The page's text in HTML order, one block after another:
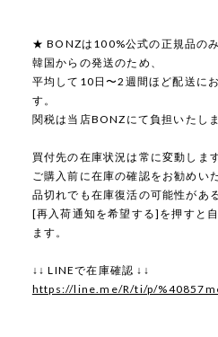
★ BONZは100%公式の正規品のみ
韓国からの発送のため、
平均して10日〜2週間ほど配送に
す。
関税は当店BONZにて負担いたしま
買付先の在庫状況は常に変動します
ご購入前に在庫の確認をお勧めい
品切れでも在庫復活の可能性があ
[再入荷通知を希望する]を押すと
ます。
↓↓ LINEで在庫確認 ↓↓
https://line.me/R/ti/p/